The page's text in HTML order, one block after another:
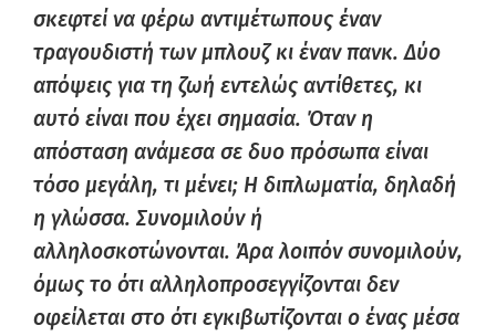
σκεφτεί να φέρω αντιμέτωπους έναν
τραγουδιστή των μπλουζ κι έναν πανκ. Δύο
απόψεις για τη ζωή εντελώς αντίθετες, κι
αυτό είναι που έχει σημασία. Όταν η
απόσταση ανάμεσα σε δυο πρόσωπα είναι
τόσο μεγάλη, τι μένει; Η διπλωματία, δηλαδή
η γλώσσα. Συνομιλούν ή
αλληλοσκοτώνονται. Άρα λοιπόν συνομιλούν,
όμως το ότι αλληλοπροσεγγίζονται δεν
οφείλεται στο ότι εγκιβωτίζονται ο ένας μέσα